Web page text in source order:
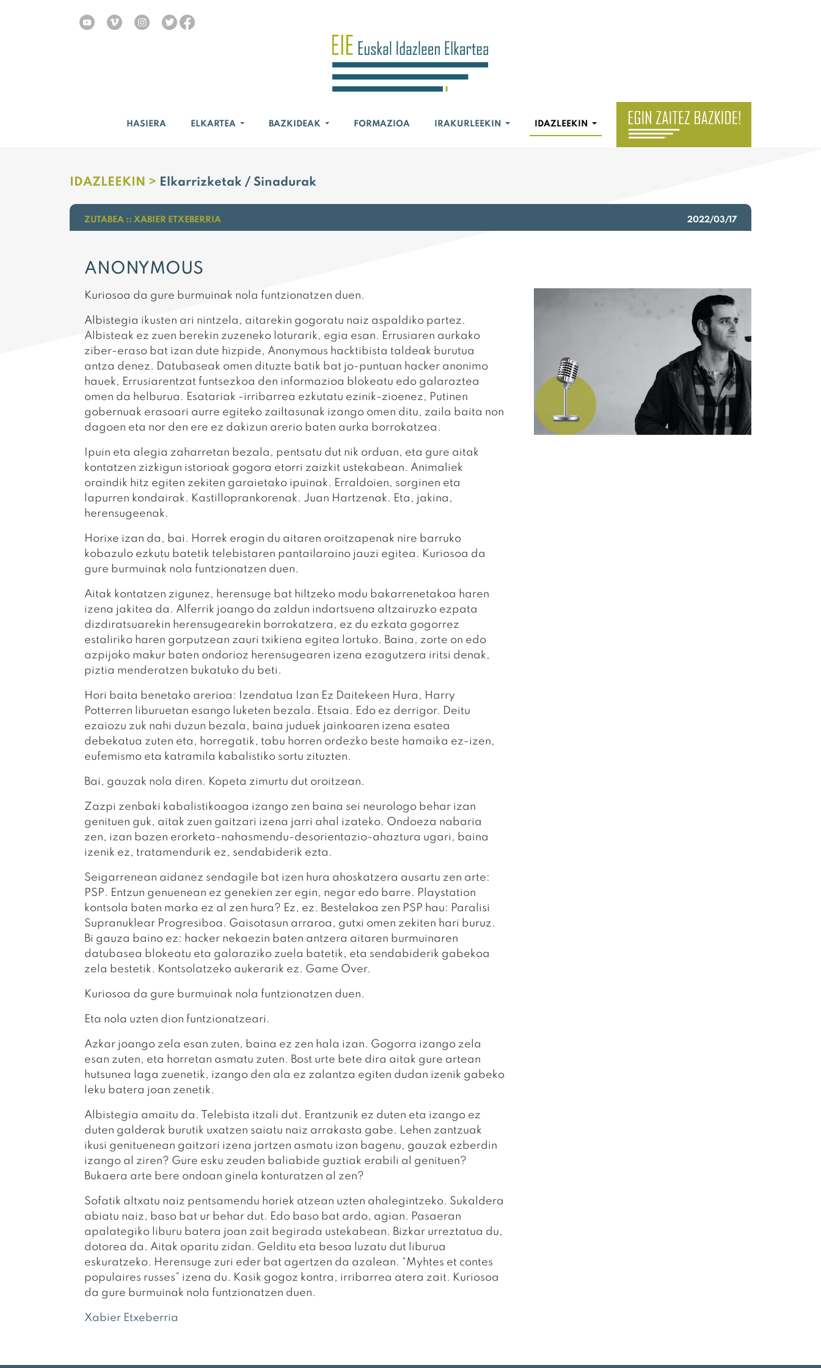
HASIERA ELKARTEA BAZKIDEAK FORMAZIOA IRAKURLEEKIN IDAZLEEKIN
IDAZLEEKIN > Elkarrizketak / Sinadurak
ZUTABEA :: XABIER ETXEBERRIA 2022/03/17
ANONYMOUS
Kuriosoa da gure burmuinak nola funtzionatzen duen.
Albistegia ikusten ari nintzela, aitarekin gogoratu naiz aspaldiko partez.
Albisteak ez zuen berekin zuzeneko loturarik, egia esan. Errusiaren aurkako
ziber-eraso bat izan dute hizpide, Anonymous hacktibista taldeak burutua
antza denez. Datubaseak omen dituzte batik bat jo-puntuan hacker anonimo
hauek, Errusiarentzat funtsezkoa den informazioa blokeatu edo galaraztea
omen da helburua. Esatariak -irribarrea ezkutatu ezinik-zioenez, Putinen
gobernuak erasoari aurre egiteko zailtasunak izango omen ditu, zaila baita non
dagoen eta nor den ere ez dakizun arerio baten aurka borrokatzea.
Ipuin eta alegia zaharretan bezala, pentsatu dut nik orduan, eta gure aitak
kontatzen zizkigun istorioak gogora etorri zaizkit ustekabean. Animaliek
oraindik hitz egiten zekiten garaietako ipuinak. Erraldoien, sorginen eta
lapurren kondairak. Kastilloprankorenak. Juan Hartzenak. Eta, jakina,
herensugeenak.
Horixe izan da, bai. Horrek eragin du aitaren oroitzapenak nire barruko
kobazulo ezkutu batetik telebistaren pantailaraino jauzi egitea. Kuriosoa da
gure burmuinak nola funtzionatzen duen.
Aitak kontatzen zigunez, herensuge bat hiltzeko modu bakarrenetakoa haren
izena jakitea da. Alferrik joango da zaldun indartsuena altzairuzko ezpata
dizdiratsuarekin herensugearekin borrokatzera, ez du ezkata gogorrez
estaliriko haren gorputzean zauri txikiena egitea lortuko. Baina, zorte on edo
azpijoko makur baten ondorioz herensugearen izena ezagutzera iritsi denak,
piztia menderatzen bukatuko du beti.
Hori baita benetako arerioa: Izendatua Izan Ez Daitekeen Hura, Harry
Potterren liburuetan esango luketen bezala. Etsaia. Edo ez derrigor. Deitu
ezaiozu zuk nahi duzun bezala, baina juduek jainkoaren izena esatea
debekatua zuten eta, horregatik, tabu horren ordezko beste hamaika ez-izen,
eufemismo eta katramila kabalistiko sortu zituzten.
Bai, gauzak nola diren. Kopeta zimurtu dut oroitzean.
Zazpi zenbaki kabalistikoagoa izango zen baina sei neurologo behar izan
genituen guk, aitak zuen gaitzari izena jarri ahal izateko. Ondoeza nabaria
zen, izan bazen erorketa-nahasmendu-desorientazio-ahaztura ugari, baina
izenik ez, tratamendurik ez, sendabiderik ezta.
Seigarrenean aidanez sendagile bat izen hura ahoskatzera ausartu zen arte:
PSP. Entzun genuenean ez genekien zer egin, negar edo barre. Playstation
kontsola baten marka ez al zen hura? Ez, ez. Bestelakoa zen PSP hau: Paralisi
Supranuklear Progresiboa. Gaisotasun arraroa, gutxi omen zekiten hari buruz.
Bi gauza baino ez: hacker nekaezin baten antzera aitaren burmuinaren
datubasea blokeatu eta galaraziko zuela batetik, eta sendabiderik gabekoa
zela bestetik. Kontsolatzeko aukerarik ez. Game Over.
Kuriosoa da gure burmuinak nola funtzionatzen duen.
Eta nola uzten dion funtzionatzeari.
Azkar joango zela esan zuten, baina ez zen hala izan. Gogorra izango zela
esan zuten, eta horretan asmatu zuten. Bost urte bete dira aitak gure artean
hutsunea laga zuenetik, izango den ala ez zalantza egiten dudan izenik gabeko
leku batera joan zenetik.
Albistegia amaitu da. Telebista itzali dut. Erantzunik ez duten eta izango ez
duten galderak burutik uxatzen saiatu naiz arrakasta gabe. Lehen zantzuak
ikusi genituenean gaitzari izena jartzen asmatu izan bagenu, gauzak ezberdin
izango al ziren? Gure esku zeuden baliabide guztiak erabili al genituen?
Bukaera arte bere ondoan ginela konturatzen al zen?
Sofatik altxatu naiz pentsamendu horiek atzean uzten ahalegintzeko. Sukaldera
abiatu naiz, baso bat ur behar dut. Edo baso bat ardo, agian. Pasaeran
apalategiko liburu batera joan zait begirada ustekabean. Bizkar urreztatua du,
dotorea da. Aitak oparitu zidan. Gelditu eta besoa luzatu dut liburua
eskuratzeko. Herensuge zuri eder bat agertzen da azalean. “Myhtes et contes
populaires russes” izena du. Kasik gogoz kontra, irribarrea atera zait. Kuriosoa
da gure burmuinak nola funtzionatzen duen.
Xabier Etxeberria